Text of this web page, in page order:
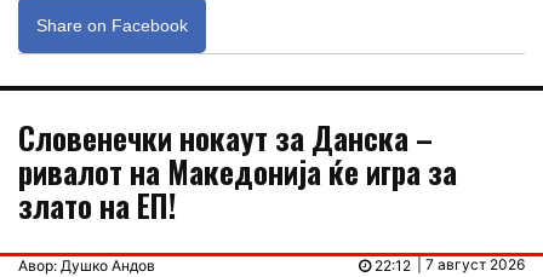
Share on Facebook
Словенечки нокаут за Данска –
ривалот на Македонија ќе игра за
злато на ЕП!
Авор: Душко Андов | 7 август 2026
22:12